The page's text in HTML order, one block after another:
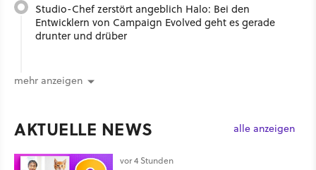
Studio-Chef zerstört angeblich Halo: Bei den
Entwicklern von Campaign Evolved geht es gerade
drunter und drüber
mehr anzeigen
AKTUELLE NEWS alle anzeigen
vor 4 Stunden